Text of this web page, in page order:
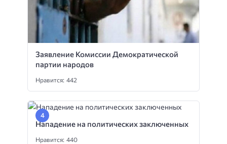
Заявление Комиссии Демократической
партии народов
Нравится: 442
Нападение на политических заключенных
Нравится: 440